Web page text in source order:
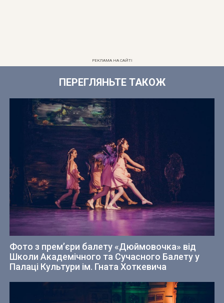
РЕКЛАМА НА САЙТІ
ПЕРЕГЛЯНЬТЕ ТАКОЖ
Фото з прем’єри балету «Дюймовочка» від
Школи Академічного та Сучасного Балету у
Палаці Культури ім. Гната Хоткевича